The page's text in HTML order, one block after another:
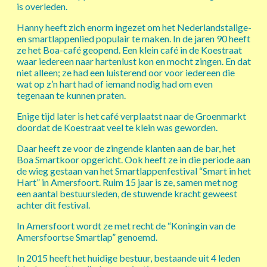
is overleden.
Hanny heeft zich enorm ingezet om het Nederlandstalige-
en smartlappenlied populair te maken. In de jaren 90 heeft
ze het Boa-café geopend. Een klein café in de Koestraat
waar iedereen naar hartenlust kon en mocht zingen. En dat
niet alleen; ze had een luisterend oor voor iedereen die
wat op z’n hart had of iemand nodig had om even
tegenaan te kunnen praten.
Enige tijd later is het café verplaatst naar de Groenmarkt
doordat de Koestraat veel te klein was geworden.
Daar heeft ze voor de zingende klanten aan de bar, het
Boa Smartkoor opgericht. Ook heeft ze in die periode aan
de wieg gestaan van het Smartlappenfestival “Smart in het
Hart” in Amersfoort. Ruim 15 jaar is ze, samen met nog
een aantal bestuursleden, de stuwende kracht geweest
achter dit festival.
In Amersfoort wordt ze met recht de “Koningin van de
Amersfoortse Smartlap” genoemd.
In 2015 heeft het huidige bestuur, bestaande uit 4 leden